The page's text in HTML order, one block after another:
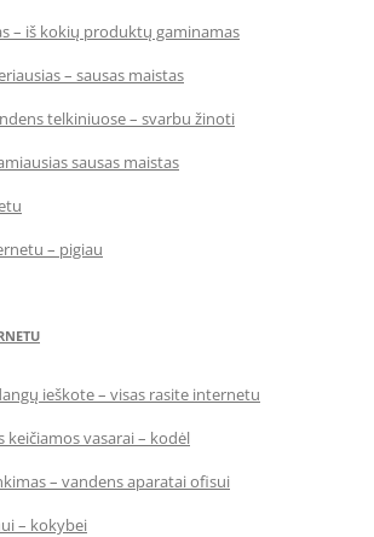
– iš kokių produktų gaminamas
– sausas maistas
telkiniuose – svarbu žinoti
sausas maistas
– pigiau
ieškote – visas rasite internetu
keičiamos vasarai – kodėl
– vandens aparatai ofisui
– kokybei